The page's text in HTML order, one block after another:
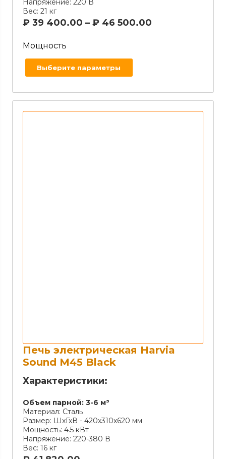
Напряжение: 220 В
Вес: 21 кг
₽ 39 400.00 – ₽ 46 500.00
Мощность
Выберите параметры
Печь электрическая Harvia
Sound M45 Black
Характеристики:
Объем парной: 3-6 м³
Материал: Сталь
Размер: ШхГхВ - 420х310х620 мм
Мощность: 4.5 кВт
Напряжение: 220-380 В
Вес: 16 кг